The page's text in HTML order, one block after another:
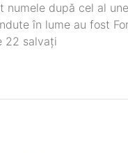
numele după cel al
în lume au fost
22 salvați